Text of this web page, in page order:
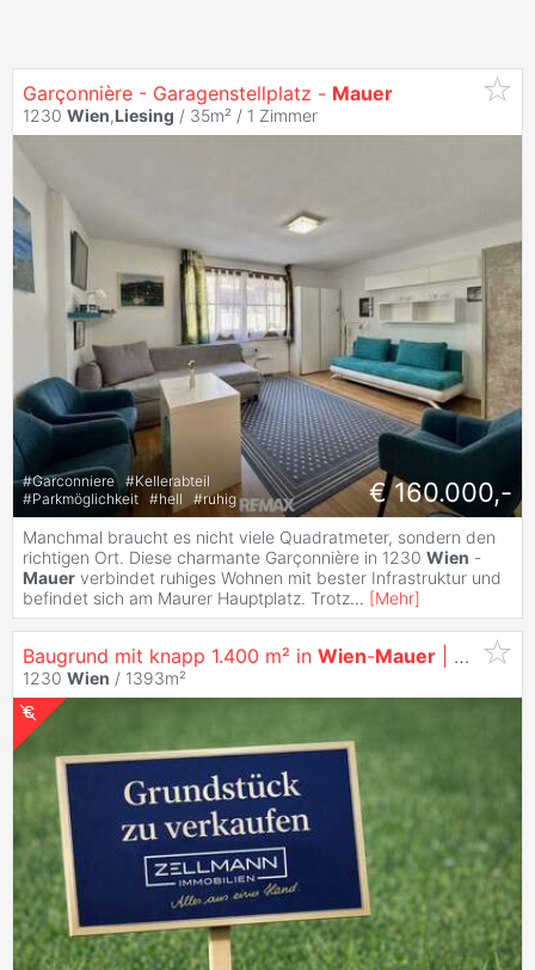
Garçonnière - Garagenstellplatz - Mauer
1230 Wien,Liesing / 35m² / 1 Zimmer
#Garconniere #Kellerabteil
#Parkmöglichkeit #hell #ruhig € 160.000,-
Manchmal braucht es nicht viele Quadratmeter, sondern den
richtigen Ort. Diese charmante Garçonnière in 1230 Wien -
Mauer verbindet ruhiges Wohnen mit bester Infrastruktur und
befindet sich am Maurer Hauptplatz. Trotz... [Mehr]
Baugrund mit knapp 1.400 m² in Wien-Mauer
1230 Wien / 1393m²